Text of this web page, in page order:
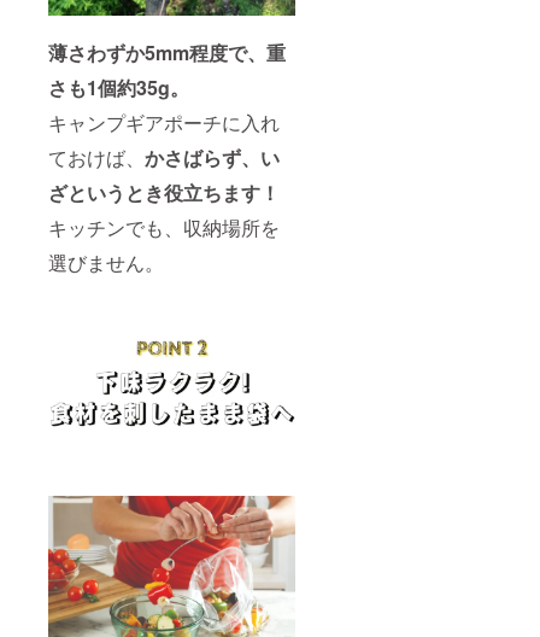
薄さわずか5mm程度で、重
さも1個約35g。
キャンプギアポーチに入れ
ておけば、 かさばらず、い
ざというとき役立ちます！
キッチンでも、収納場所を
選びません。